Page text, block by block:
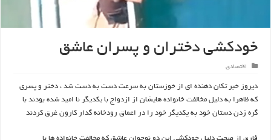
خودکشی دختران و پسران عاشق
اقتصادی
دیروز خبر تکان دهنده ای از خوزستان به سرعت دست به دست شد ، دختر و پسری
که ظاهرا به دلیل مخالفت خانواده هایشان از ازدواج با یکدیگر نا امید شده بودند با
گره زدن دستان خود به یکدیگر خود را در اعماق رودخانه گدار کارون غرق کردند
فارق از صحت دلیل خودکشی این دو نوجوان عاشق که مخالفت خانواده ها با